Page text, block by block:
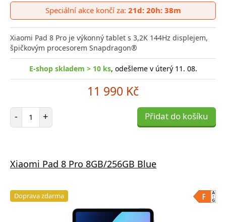
do
Speciální akce končí za: 21d: 20h: 38m
Xiaomi Pad 8 Pro je výkonný tablet s 3,2K 144Hz displejem,
špičkovým procesorem Snapdragon®
E-shop skladem > 10 ks, odešleme v úterý 11. 08.
11 990 Kč
- Počet položek
+ Přidat do košíku
Xiaomi Pad 8 Pro 8GB/256GB Blue
Doprava zdarma